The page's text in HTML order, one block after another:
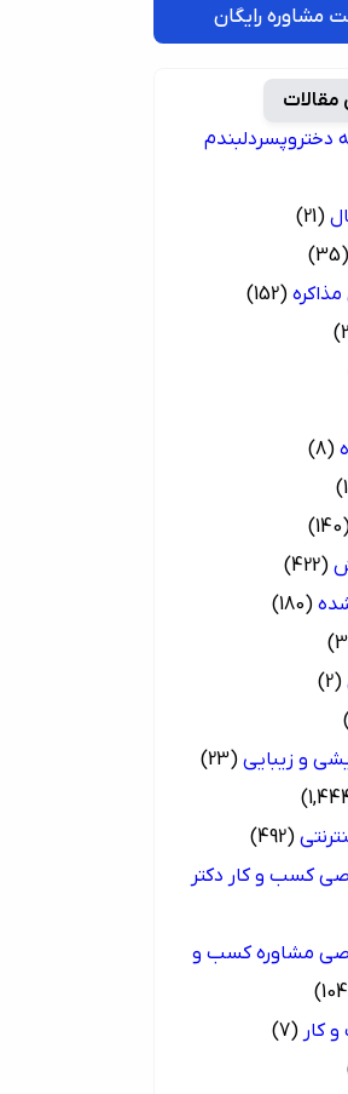
مشاوره رایگان
دختروپسردلبندم
(21)
(35)
(152)
(8)
(422)
(180)
(2)
و زیبایی (23)
(492)
کسب و کار دکتر
مشاوره کسب و
کار (7)